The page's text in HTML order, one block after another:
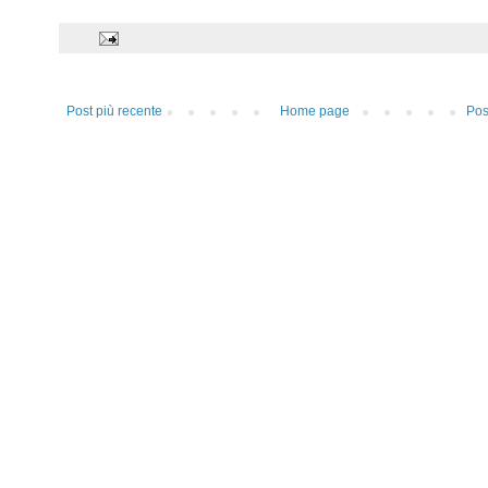
Post più recente Home page